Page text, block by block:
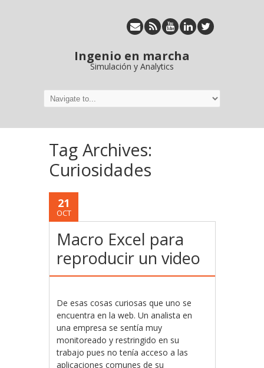
Ingenio en marcha
Simulación y Analytics
Tag Archives:
Curiosidades
21
OCT
Macro Excel para
reproducir un video
De esas cosas curiosas que uno se
encuentra en la web. Un analista en
una empresa se sentía muy
monitoreado y restringido en su
trabajo pues no tenía acceso a las
aplicaciones comunes de su